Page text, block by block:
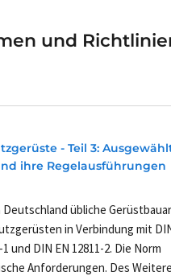
und
- Teil 3:
ihre Regelausführungen
übliche
in Verbindung mit
und DIN EN 12811-2. Die Norm
Anforderungen. Des